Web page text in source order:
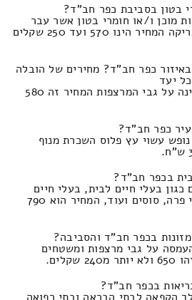
בטון בסביבת כפר חב"ד?
מוכן ו/או חומרי בטון אשר עבר
החלקה, בשילוב סחיבה ופריקה המחיר הינו 570 ועד 250 שקלים
כפר חב"ד? מחירים של הובלה
יעד
באינטגרציה של מנוף וטעינה על גבי המרצפות המחיר זה 580
כפר חב"ד?
עשוי עץ פלוס השכרת מנוף
בכפר חב"ד?
בעלי חיים לבית, בעלי חיים
בלתי מבויתים, בהמות, בני פרה, סוסים ועוד, המחיר הוא 790
בכפר חב"ד והסביבה?
על גבי מרצפות ומשטחים
בכפר חב"ד?